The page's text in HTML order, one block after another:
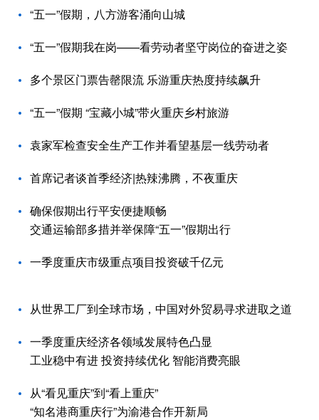
“五一”假期，八方游客涌向山城
“五一”假期我在岗——看劳动者坚守岗位的奋进之姿
多个景区门票告罄限流 乐游重庆热度持续飙升
“五一”假期 “宝藏小城”带火重庆乡村旅游
袁家军检查安全生产工作并看望基层一线劳动者
首席记者谈首季经济|热辣沸腾，不夜重庆
确保假期出行平安便捷顺畅
交通运输部多措并举保障“五一”假期出行
一季度重庆市级重点项目投资破千亿元
从世界工厂到全球市场，中国对外贸易寻求进取之道
一季度重庆经济各领域发展特色凸显
工业稳中有进 投资持续优化 智能消费亮眼
从“看见重庆”到“看上重庆”
“知名港商重庆行”为渝港合作开新局